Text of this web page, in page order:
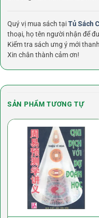
Quý vị mua sách tạiTủ Sách
thoại, họ tên người nhận để
Kiểm tra sách ưng ý mới
Xin chân thành cảm ơn!
SẢN PHẨM TƯƠNG TỰ